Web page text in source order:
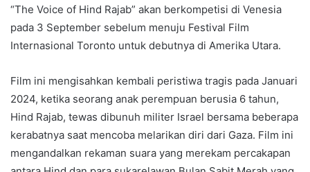
“The Voice of Hind Rajab” akan berkompetisi di Venesia
pada 3 September sebelum menuju Festival Film
Internasional Toronto untuk debutnya di Amerika Utara.
Film ini mengisahkan kembali peristiwa tragis pada Januari
2024, ketika seorang anak perempuan berusia 6 tahun,
Hind Rajab, tewas dibunuh militer Israel bersama beberapa
kerabatnya saat mencoba melarikan diri dari Gaza. Film ini
mengandalkan rekaman suara yang merekam percakapan